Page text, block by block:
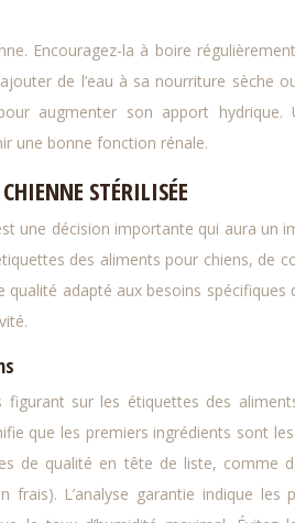
Encouragez-la à boire
de l’eau à sa nourriture sèche
augmenter son apport hydrique.
une bonne fonction rénale.
STÉRILISÉE
une décision importante qui aura un
des aliments pour chiens, de
qualité adapté aux besoins
sur les étiquettes des
que les premiers ingrédients sont
de qualité en tête de liste, comme
L’analyse garantie indique les